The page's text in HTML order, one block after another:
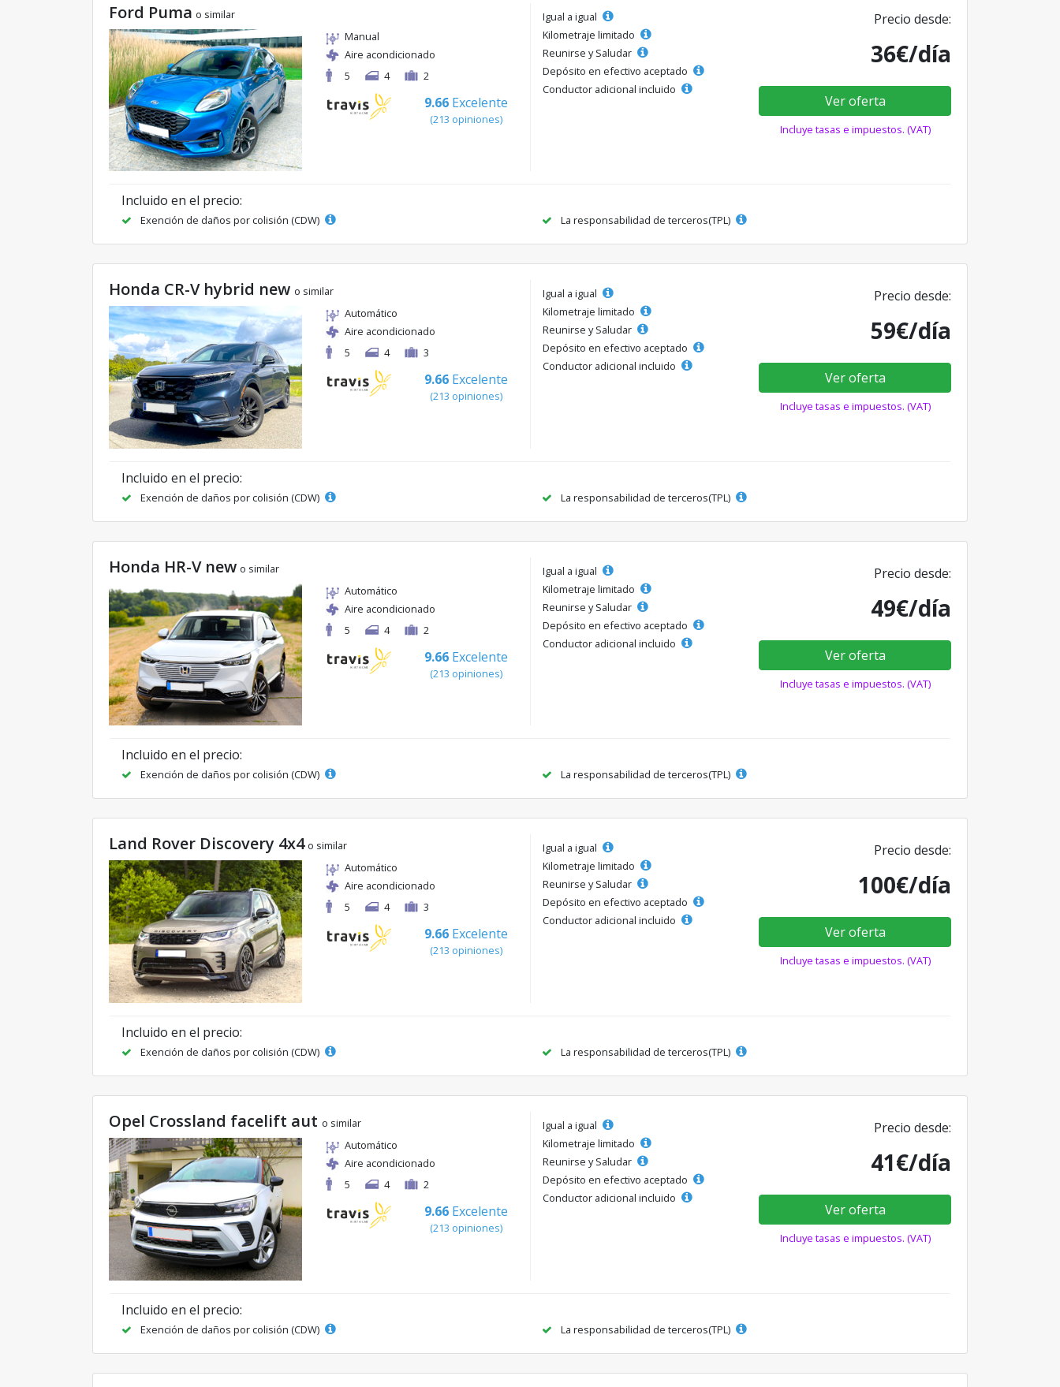
Ford Puma o similar
Manual
Aire acondicionado
5
4 2
9.66 Excelente
(213 opiniones)
Igual a igual
Kilometraje limitado
Reunirse y Saludar
Depósito en efectivo aceptado
Conductor adicional incluido
Precio desde:
36€/día
Ver oferta
Incluye tasas e impuestos. (VAT)
Incluido en el precio:
Exención de daños por colisión (CDW) La responsabilidad de terceros(TPL)
Honda CR-V hybrid new o similar
Automático
Aire acondicionado
5
4 3
9.66 Excelente
(213 opiniones)
Igual a igual
Kilometraje limitado
Reunirse y Saludar
Depósito en efectivo aceptado
Conductor adicional incluido
Precio desde:
59€/día
Ver oferta
Incluye tasas e impuestos. (VAT)
Incluido en el precio:
Exención de daños por colisión (CDW) La responsabilidad de terceros(TPL)
Honda HR-V new o similar
Automático
Aire acondicionado
5
4 2
9.66 Excelente
(213 opiniones)
Igual a igual
Kilometraje limitado
Reunirse y Saludar
Depósito en efectivo aceptado
Conductor adicional incluido
Precio desde:
49€/día
Ver oferta
Incluye tasas e impuestos. (VAT)
Incluido en el precio:
Exención de daños por colisión (CDW) La responsabilidad de terceros(TPL)
Land Rover Discovery 4x4 o similar
Automático
Aire acondicionado
5
4 3
9.66 Excelente
(213 opiniones)
Igual a igual
Kilometraje limitado
Reunirse y Saludar
Depósito en efectivo aceptado
Conductor adicional incluido
Precio desde:
100€/día
Ver oferta
Incluye tasas e impuestos. (VAT)
Incluido en el precio:
Exención de daños por colisión (CDW) La responsabilidad de terceros(TPL)
Opel Crossland facelift aut o similar
Automático
Aire acondicionado
5
4 2
9.66 Excelente
(213 opiniones)
Igual a igual
Kilometraje limitado
Reunirse y Saludar
Depósito en efectivo aceptado
Conductor adicional incluido
Precio desde:
41€/día
Ver oferta
Incluye tasas e impuestos. (VAT)
Incluido en el precio:
Exención de daños por colisión (CDW) La responsabilidad de terceros(TPL)